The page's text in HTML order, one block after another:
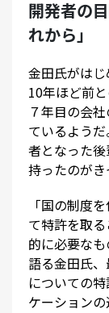
開発者の
れから」
金田氏がはじ
10年ほど前
７年目の会
ているよう
者となった
持ったのがき
「国の制度
て特許を取
的に必要な
語る金田氏
についての
ケーションの